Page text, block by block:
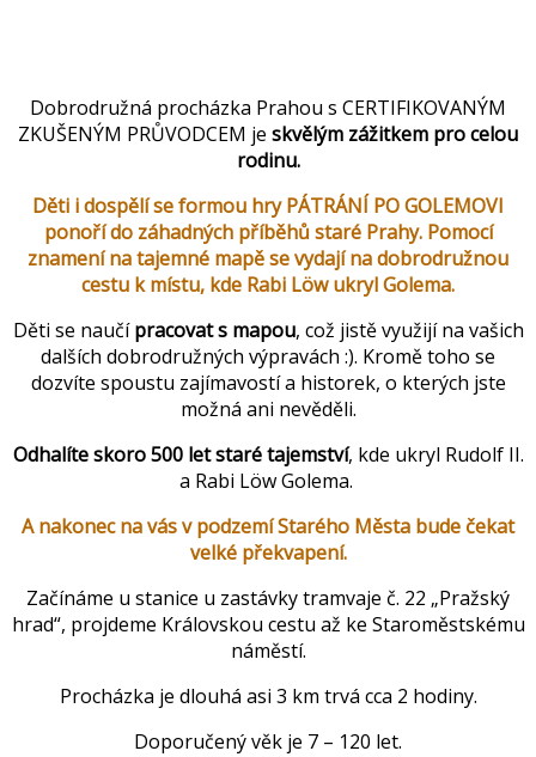
Dobrodružná procházka Prahou s CERTIFIKOVANÝM
ZKUŠENÝM PRŮVODCEM je skvělým zážitkem pro celou
rodinu.
Děti i dospělí se formou hry PÁTRÁNÍ PO GOLEMOVI
ponoří do záhadných příběhů staré Prahy. Pomocí
znamení na tajemné mapě se vydají na dobrodružnou
cestu k místu, kde Rabi Löw ukryl Golema.
Děti se naučípracovat s mapou, což jistě využijí na vašich
dalších dobrodružných výpravách :). Kromě toho se
dozvíte spoustu zajímavostí a historek, o kterých jste
možná ani nevěděli.
Odhalíte skoro 500 let staré tajemství, kde ukryl Rudolf II.
a Rabi Löw Golema.
A nakonec na vás v podzemí Starého Města bude čekat
velké překvapení.
Začínáme u stanice u zastávky tramvaje č. 22 „Pražský
hrad“, projdeme Královskou cestu až ke Staroměstskému
náměstí.
Procházka je dlouhá asi 3 km trvá cca 2 hodiny.
Doporučený věk je 7 – 120 let.